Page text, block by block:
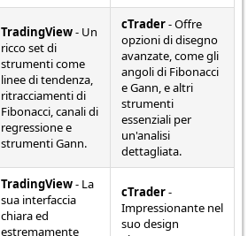
TradingView- Un
ricco set di
strumenti come
linee di tendenza,
ritracciamenti di
Fibonacci, canali di
regressione e
strumenti Gann.
cTrader- Offre
opzioni di disegno
avanzate, come gli
angoli di Fibonacci
e Gann, e altri
strumenti
essenziali per
un'analisi
dettagliata.
TradingView- La
sua interfaccia
chiara ed
estremamente
cTrader-
Impressionante nel
suo design